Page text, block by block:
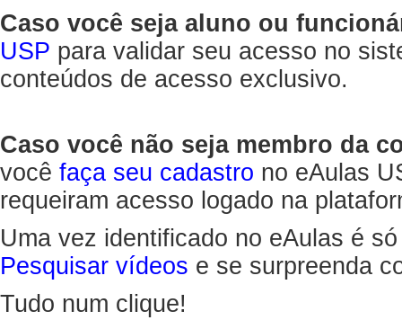
Caso você seja aluno ou
USP para validar seu acesso no
conteúdos de acesso exclusivo.
Caso você não seja membro da
você faça seu cadastro no eAulas
requeiram acesso logado na
Uma vez identificado no eAulas é
Pesquisar vídeos e se surpreenda
Tudo num clique!